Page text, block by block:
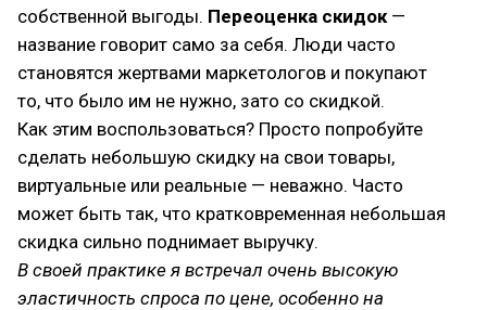
собственной выгоды. Переоценка скидок—
название говорит само за себя. Люди часто
становятся жертвами маркетологов и покупают
то, что было им не нужно, зато со скидкой.
Как этим воспользоваться? Просто попробуйте
сделать небольшую скидку на свои товары,
виртуальные или реальные — неважно. Часто
может быть так, что кратковременная небольшая
скидка сильно поднимает выручку.
В своей практике я встречал очень высокую
эластичность спроса по цене, особенно на